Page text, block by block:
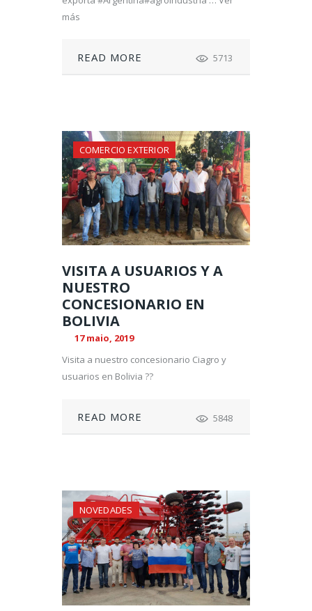
más
READ MORE 5713
COMERCIO EXTERIOR
VISITA A USUARIOS Y A
NUESTRO
CONCESIONARIO EN
BOLIVIA
17 maio, 2019
Visita a nuestro concesionario Ciagro y
usuarios en Bolivia ??
READ MORE 5848
NOVEDADES